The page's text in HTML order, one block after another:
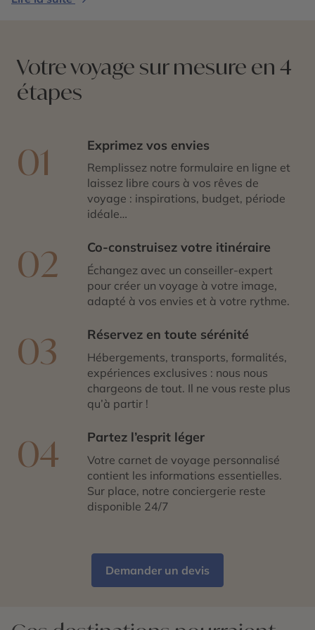
sports nautiques rythment les saisons dans un cadre
Alpes incarne une destination complète et vivante, où
nature, culture et gastronomie s’harmonisent avec
élégance.
Votre voyage sur mesure en 4
étapes
01 Exprimez vos envies
Remplissez notre formulaire en ligne et
laissez libre cours à vos rêves de
voyage : inspirations, budget, période
idéale…
02 Co-construisez votre itinéraire
Échangez avec un conseiller-expert
pour créer un voyage à votre image,
adapté à vos envies et à votre rythme.
03 Réservez en toute sérénité
Hébergements, transports, formalités,
expériences exclusives : nous nous
chargeons de tout. Il ne vous reste plus
qu’à partir !
04 Partez l’esprit léger
Votre carnet de voyage personnalisé
contient les informations essentielles.
Sur place, notre conciergerie reste
disponible 24/7
Demander un devis